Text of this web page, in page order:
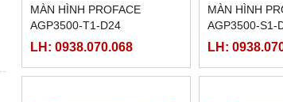
MÀN HÌNH PROFACE
AGP3500-T1-D24
LH: 0938.070.068
MÀN HÌNH
AGP3500-S1-
LH: